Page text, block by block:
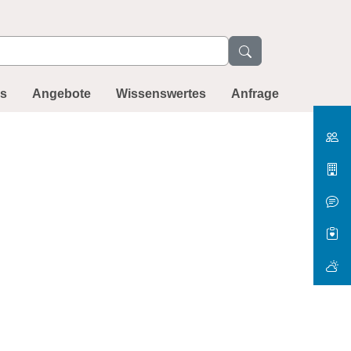
Angebote Wissenswertes Anfrage